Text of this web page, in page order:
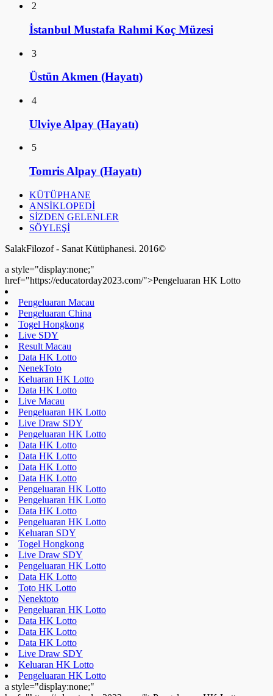
2
İstanbul Mustafa Rahmi Koç Müzesi
3
Üstün Akmen (Hayatı)
4
Ulviye Alpay (Hayatı)
5
Tomris Alpay (Hayatı)
KÜTÜPHANE
ANSİKLOPEDİ
SİZDEN GELENLER
SÖYLEŞİ
SalakFilozof - Sanat Kütüphanesi. 2016©
a style="display:none;"
href="https://educatorday2023.com/">Pengeluaran HK Lotto
Pengeluaran Macau
Pengeluaran China
Togel Hongkong
Live SDY
Result Macau
Data HK Lotto
NenekToto
Keluaran HK Lotto
Data HK Lotto
Live Macau
Pengeluaran HK Lotto
Live Draw SDY
Pengeluaran HK Lotto
Data HK Lotto
Data HK Lotto
Data HK Lotto
Data HK Lotto
Pengeluaran HK Lotto
Pengeluaran HK Lotto
Data HK Lotto
Pengeluaran HK Lotto
Keluaran SDY
Togel Hongkong
Live Draw SDY
Pengeluaran HK Lotto
Data HK Lotto
Toto HK Lotto
Nenektoto
Pengeluaran HK Lotto
Data HK Lotto
Data HK Lotto
Data HK Lotto
Live Draw SDY
Keluaran HK Lotto
Pengeluaran HK Lotto
a style="display:none;"